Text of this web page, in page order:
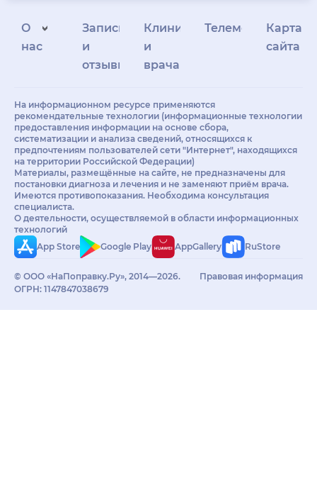
О
нас
Запись
и
отзывы
Клиникам
и
врачам
Телемедицина
Карта
сайта
На информационном ресурсе применяются
рекомендательные технологии (информационные технологии
предоставления информации на основе сбора,
систематизации и анализа сведений, относящихся к
предпочтениям пользователей сети "Интернет", находящихся
на территории Российской Федерации)
Материалы, размещённые на сайте, не предназначены для
постановки диагноза и лечения и не заменяют приём врача.
Имеются противопоказания. Необходима консультация
специалиста.
О деятельности, осуществляемой в области информационных
технологий
App Store
Google Play AppGallery RuStore
© ООО «НаПоправку.Ру», 2014—2026.
ОГРН: 1147847038679
Правовая информация